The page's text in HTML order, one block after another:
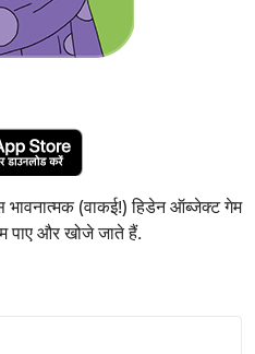
भावनात्मक (वाकई!) हिडेन ऑब्जेक्ट गेम
पाए और खोजे जाते हैं.